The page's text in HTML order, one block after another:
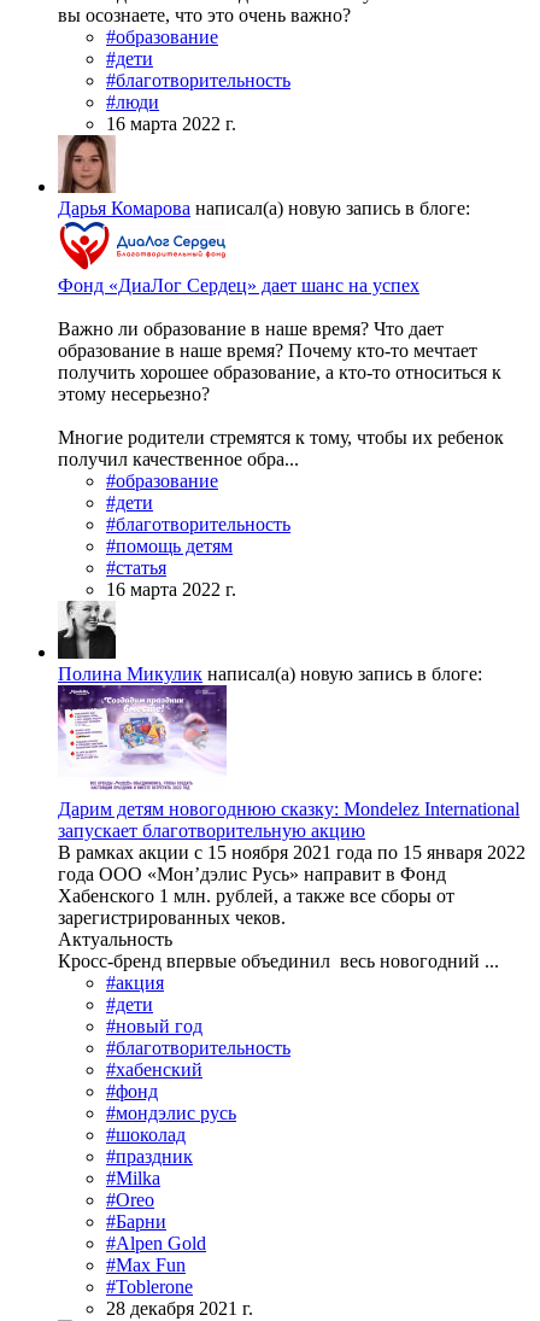
вы осознаете, что это очень важно?
#образование
#дети
#благотворительность
#люди
16 марта 2022 г.
Дарья Комарова написал(а) новую запись в блоге:
Фонд «ДиаЛог Сердец» дает шанс на успех
Важно ли образование в наше время? Что дает
образование в наше время? Почему кто-то мечтает
получить хорошее образование, а кто-то относиться к
этому несерьезно?
Многие родители стремятся к тому, чтобы их ребенок
получил качественное обра...
#образование
#дети
#благотворительность
#помощь детям
#статья
16 марта 2022 г.
Полина Микулик написал(а) новую запись в блоге:
Дарим детям новогоднюю сказку: Mondelez International
запускает благотворительную акцию
В рамках акции с 15 ноября 2021 года по 15 января 2022
года ООО «Мон’дэлис Русь» направит в Фонд
Хабенского 1 млн. рублей, а также все сборы от
зарегистрированных чеков.
Актуальность
Кросс-бренд впервые объединил весь новогодний ...
#акция
#дети
#новый год
#благотворительность
#хабенский
#фонд
#мондэлис русь
#шоколад
#праздник
#Milka
#Oreo
#Барни
#Alpen Gold
#Max Fun
#Toblerone
28 декабря 2021 г.